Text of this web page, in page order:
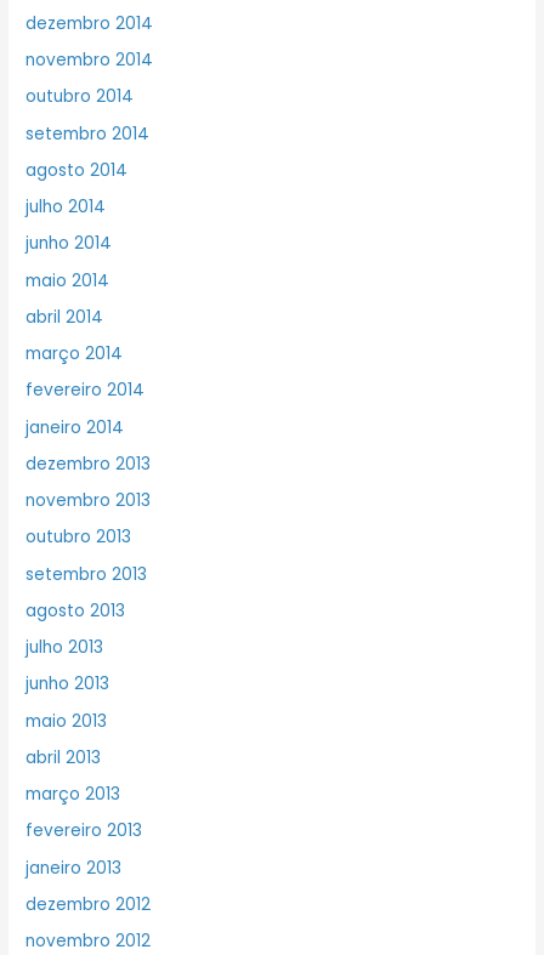
dezembro 2014
novembro 2014
outubro 2014
setembro 2014
agosto 2014
julho 2014
junho 2014
maio 2014
abril 2014
março 2014
fevereiro 2014
janeiro 2014
dezembro 2013
novembro 2013
outubro 2013
setembro 2013
agosto 2013
julho 2013
junho 2013
maio 2013
abril 2013
março 2013
fevereiro 2013
janeiro 2013
dezembro 2012
novembro 2012